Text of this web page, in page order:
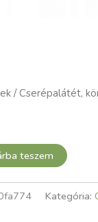
/ Cserépalátét,
teszem
Kategória: